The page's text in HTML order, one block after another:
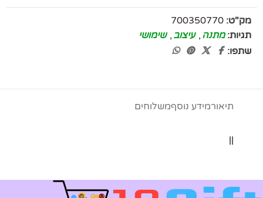
מק"ט: 700350770
תגיות: מתנה , עיצוב , שימושי
שתפו:
תיאורמידע נוסףמשלוחים
||